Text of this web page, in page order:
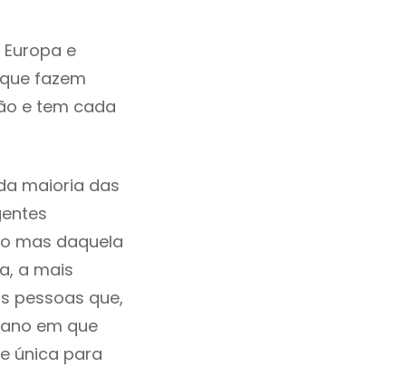
e
fazem
e tem cada
maioria das
mas daquela
a mais
pessoas que,
em que
única para